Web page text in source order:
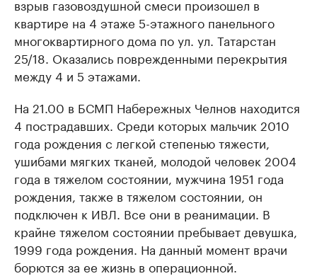
взрыв газовоздушной смеси произошел в
квартире на 4 этаже 5-этажного панельного
многоквартирного дома по ул. ул. Татарстан
25/18. Оказались поврежденными перекрытия
между 4 и 5 этажами.
На 21.00 в БСМП Набережных Челнов находится
4 пострадавших. Среди которых мальчик 2010
года рождения с легкой степенью тяжести,
ушибами мягких тканей, молодой человек 2004
года в тяжелом состоянии, мужчина 1951 года
рождения, также в тяжелом состоянии, он
подключен к ИВЛ. Все они в реанимации. В
крайне тяжелом состоянии пребывает девушка,
1999 года рождения. На данный момент врачи
борются за ее жизнь в операционной.